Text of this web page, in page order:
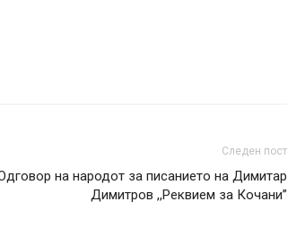
Следен пост
на народот за писанието на Димитар
Димитров ,,Реквием за Кочани”